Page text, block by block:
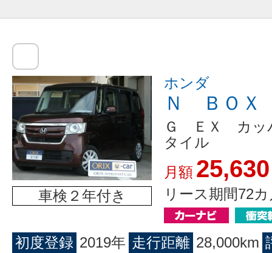
車検２年付き
ホンダ
Ｎ ＢＯＸ
Ｇ ＥＸ カッ
タイル
月額 25,630
リース期間72
初度登録 2019年 走行距離 28,000km